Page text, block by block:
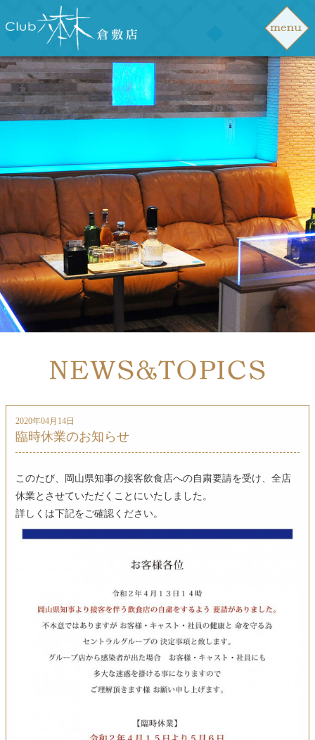
2020年04月14日
臨時休業のお知らせ
このたび、岡山県知事の接客飲食店への自粛要請を受け、全店
休業とさせていただくことにいたしました。
詳しくは下記をご確認ください。